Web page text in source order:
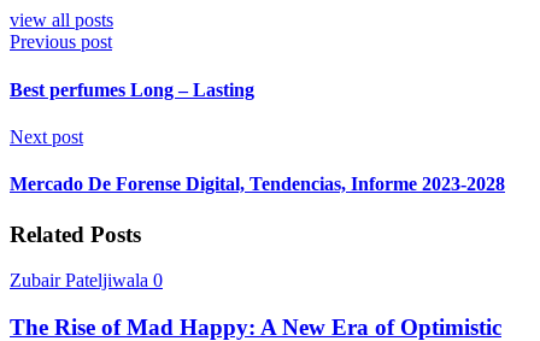
view all posts
Previous post
Best perfumes Long – Lasting
Next post
Mercado De Forense Digital, Tendencias, Informe 2023-2028
Related Posts
Zubair Pateljiwala 0
The Rise of Mad Happy: A New Era of Optimistic